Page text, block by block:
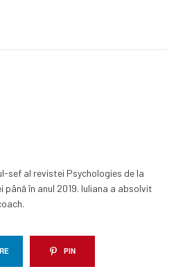
sef al revistei Psychologies de la
în anul 2019. Iuliana a absolvit
PIN